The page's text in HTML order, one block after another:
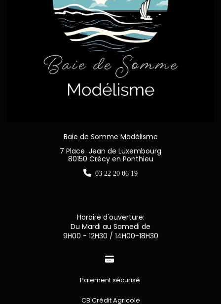
Baie de Somme Modélisme
7 Place Jean de Luxembourg
80150 Crécy en Ponthieu
 03 22 20 06 19
Horaire d'ouverture:
Du Mardi au Samedi de
9H00 - 12H30 / 14H00-18H30

Paiement sécurisé
CB Crédit Agricole